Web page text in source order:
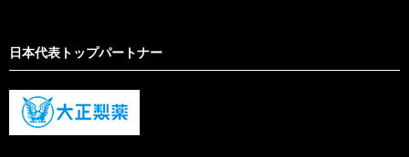
日本代表トップパートナー